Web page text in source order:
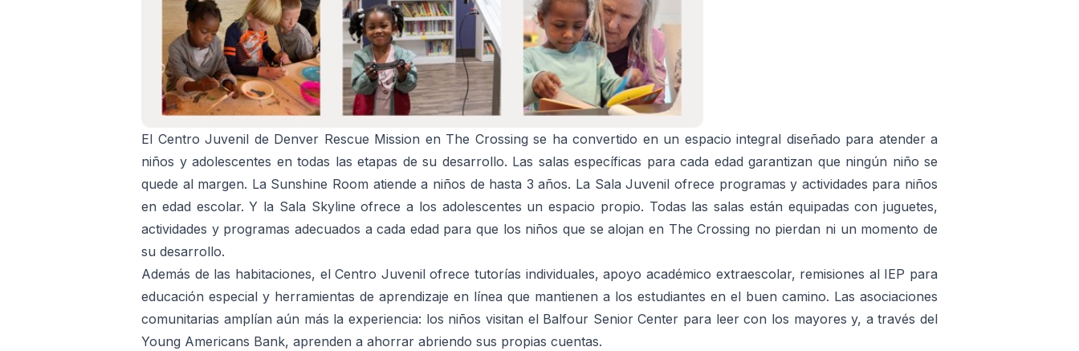
El Centro Juvenil de Denver Rescue Mission en The Crossing se ha convertido en un espacio integral diseñado para atender a
niños y adolescentes en todas las etapas de su desarrollo. Las salas específicas para cada edad garantizan que ningún niño se
quede al margen. La Sunshine Room atiende a niños de hasta 3 años. La Sala Juvenil ofrece programas y actividades para niños
en edad escolar. Y la Sala Skyline ofrece a los adolescentes un espacio propio. Todas las salas están equipadas con juguetes,
actividades y programas adecuados a cada edad para que los niños que se alojan en The Crossing no pierdan ni un momento de
su desarrollo.
Además de las habitaciones, el Centro Juvenil ofrece tutorías individuales, apoyo académico extraescolar, remisiones al IEP para
educación especial y herramientas de aprendizaje en línea que mantienen a los estudiantes en el buen camino. Las asociaciones
comunitarias amplían aún más la experiencia: los niños visitan el Balfour Senior Center para leer con los mayores y, a través del
Young Americans Bank, aprenden a ahorrar abriendo sus propias cuentas.